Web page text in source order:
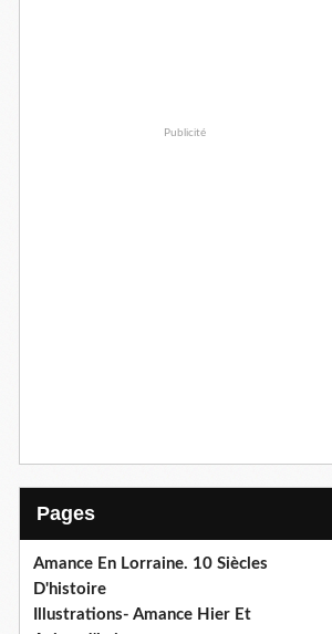
Publicité
Pages
Amance En Lorraine. 10 Siècles
D'histoire
Illustrations- Amance Hier Et